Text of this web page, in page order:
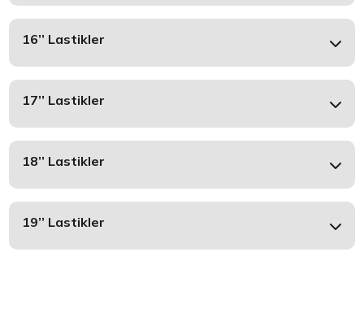
16’’ Lastikler
17’’ Lastikler
18’’ Lastikler
19’’ Lastikler